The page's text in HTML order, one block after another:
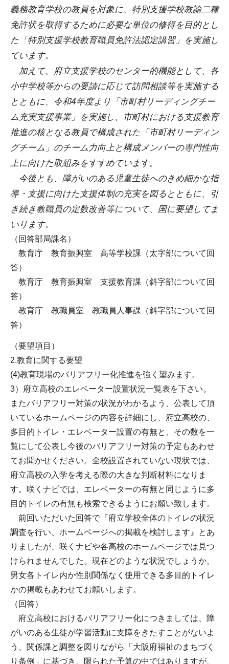
義務教育学校の教員を対象に、特別支援学校教諭二種
免許状を取得するために必要な単位の修得を目的とし
た「特別支援学校教育職員免許法認定講習」を実施し
ています。
加えて、府立支援学校のセンター的機能として、各
小中学校等からの要請に応じて訪問相談等を実施する
とともに、令和4年度より「市町村リーディングチー
ム充実支援事業」を実施し、市町村における支援教育
推進の核となる教員で構成された「市町村リーディン
グチーム」のチーム力向上と構成メンバーの専門性向
上に向けた取組みをすすめています。
今後とも、障がいのある児童生徒へのきめ細かな指
導・支援に向けた支援体制の充実を図るとともに、引
き続き教職員の定数改善等について、国に要望してま
いります。
（回答部局課名）
教育庁 教育振興室 高等学校課（太字部について回
答）
教育庁 教育振興室 支援教育課（斜字部について回
答）
教育庁 教職員室 教職員人事課（斜字部について回
答）
（要望項目）
2.教育に関する要望
(4)教育現場のバリアフリー化推進を強く望みます。
3）府立高校のエレベーター設置状況一覧表を下さい。
またバリアフリー対策の状況がわかるよう、公表して頂
いているホームページの内容を詳細にし、府立高校の、
多目的トイレ・エレベーター設置の有無と、その数を一
覧にして公表し今後のバリアフリー対策の予定もあわせ
てお聞かせください。全校設置されていない現状では、
府立高校の入学を考える際の大きな判断材料になりま
す。咲くナビでは、エレベーターの有無と同じように多
目的トイレの有無も検索できるようにお願い致します。
前回いただいた回答で『府立学校全体のトイレの状況
調査を行い、ホームページへの掲載を検討します』とあ
りましたが、咲くナビや各高校のホームページでは見つ
けられませんでした。現在どのような状況でしょうか。
男女各トイレ内か性別関係なく使用できる多目的トイレ
かの掲載もあわせてお願いします。
（回答）
府立高校におけるバリアフリー化につきましては、障
がいのある生徒が学習活動に支障をきたすことがないよ
う、関係課と調整を図りながら「大阪府福祉のまちづく
り条例」に基づき、限られた予算の中ではありますが、